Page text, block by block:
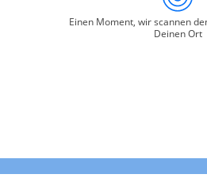
Einen Moment, wir scannen
Deinen Ort